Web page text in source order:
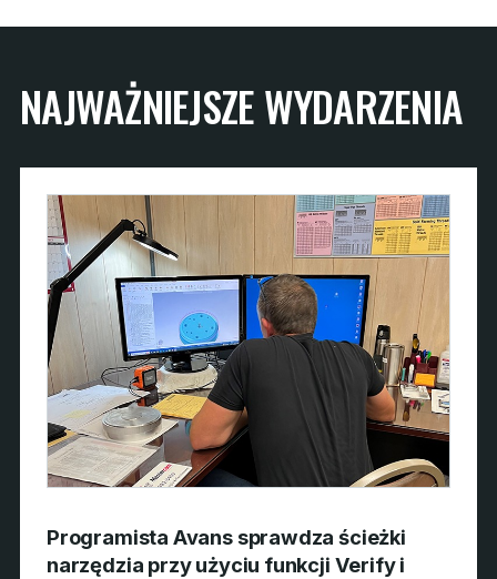
NAJWAŻNIEJSZE WYDARZENIA
Programista Avans sprawdza ścieżki
narzędzia przy użyciu funkcji Verify i